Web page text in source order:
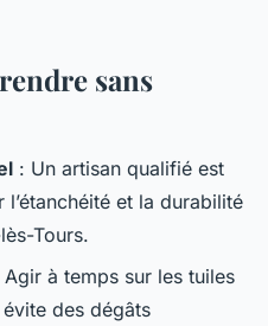
sans
: Un artisan qualifié est
et la durabilité
Tours.
Agir à temps sur les tuiles
des dégâts